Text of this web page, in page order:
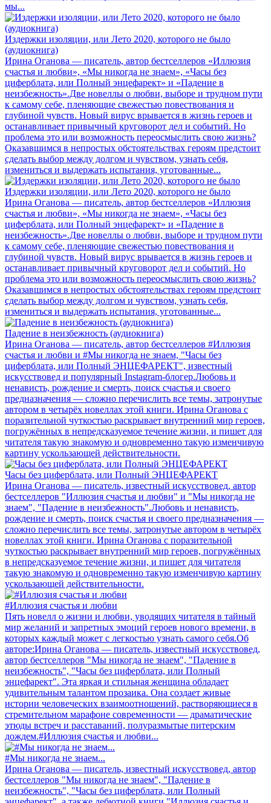
мы...
Издержки изоляции, или Лето 2020, которого не было
(аудиокнига)
Ирина Оганова — писатель, автор бестселлеров «Иллюзия
счастья и любви», «Мы никогда не знаем», «Часы без
циферблата, или Полный энцефарект» и «Падение в
неизбежность».Две новеллы о любви, выборе и трудном пути
к самому себе, пленяющие свежестью повествования и
глубиной чувств. Новый вирус врывается в жизнь героев и
останавливает привычный круговорот дел и событий. Но
проблема это или возможность переосмыслить свою жизнь?
Оказавшимся в непростых обстоятельствах героям предстоит
сделать выбор между долгом и чувством, узнать себя,
измениться и выдержать испытания, уготованные...
Издержки изоляции, или Лето 2020, которого не было
Ирина Оганова — писатель, автор бестселлеров «Иллюзия
счастья и любви», «Мы никогда не знаем», «Часы без
циферблата, или Полный энцефарект» и «Падение в
неизбежность».Две новеллы о любви, выборе и трудном пути
к самому себе, пленяющие свежестью повествования и
глубиной чувств. Новый вирус врывается в жизнь героев и
останавливает привычный круговорот дел и событий. Но
проблема это или возможность переосмыслить свою жизнь?
Оказавшимся в непростых обстоятельствах героям предстоит
сделать выбор между долгом и чувством, узнать себя,
измениться и выдержать испытания, уготованные...
Падение в неизбежность (аудиокнига)
Ирина Оганова — писатель, автор бестселлеров #Иллюзия
счастья и любви и #Мы никогда не знаем, "Часы без
циферблата, или Полный ЭНЦЕФАРЕКТ", известный
искусствовед и популярный Instagram-блогер.Любовь и
ненависть, рождение и смерть, поиск счастья и своего
предназначения — сложно перечислить все темы, затронутые
автором в четырёх новеллах этой книги. Ирина Оганова с
поразительной чуткостью раскрывает внутренний мир героев,
погружённых в непредсказуемое течение жизни, и пишет для
читателя такую знакомую и одновременно такую изменчивую
картину ускользающей действительности.
Часы без циферблата, или Полный ЭНЦЕФАРЕКТ
Ирина Оганова — писатель, известный искусствовед, автор
бестселлеров "Иллюзия счастья и любви" и "Мы никогда не
знаем", "Падение в неизбежность".Любовь и ненависть,
рождение и смерть, поиск счастья и своего предназначения —
сложно перечислить все темы, затронутые автором в четырёх
новеллах этой книги. Ирина Оганова с поразительной
чуткостью раскрывает внутренний мир героев, погружённых
в непредсказуемое течение жизни, и пишет для читателя
такую знакомую и одновременно такую изменчивую картину
ускользающей действительности.
#Иллюзия счастья и любви
Пять новелл о жизни и любви, уводящих читателя в тайный
мир желаний и запретных эмоций героев нового времени, в
которых каждый может с легкостью узнать самого себя.Об
авторе:Ирина Оганова — писатель, известный искусствовед,
автор бестселлеров "Мы никогда не знаем", "Падение в
неизбежность", "Часы без циферблата, или Полный
энцефарект". Эта яркая и стильная женщина обладает
удивительным талантом прозаика. Она создает живые
истории человеческих взаимоотношений, растворяющиеся в
стремительном марафоне современности — драматические
этюды встреч и расставаний, полуразмытые питерским
дождем.#Иллюзия счастья и любви...
#Мы никогда не знаем...
Ирина Оганова — писатель, известный искусствовед, автор
бестселлеров "Мы никогда не знаем", "Падение в
неизбежность", "Часы без циферблата, или Полный